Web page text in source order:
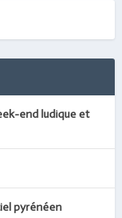
end ludique et
pyrénéen